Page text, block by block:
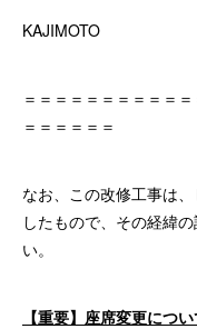
KAJIMOTO
＝＝＝＝＝＝＝＝＝＝
＝＝＝＝＝＝
なお、この改修工事は
したもので、その経緯
い。
【重要】座席変更につ